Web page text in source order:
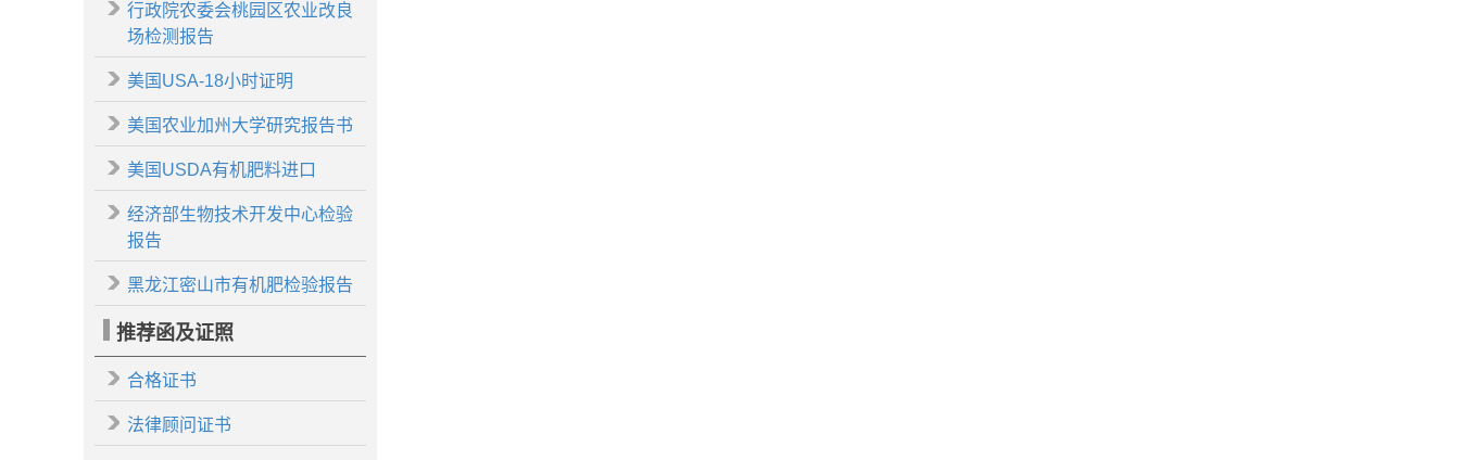
行政院农委会桃园区农业改良
场检测报告
美国USA-18小时证明
美国农业加州大学研究报告书
美国USDA有机肥料进口
经济部生物技术开发中心检验
报告
黑龙江密山市有机肥检验报告
推荐函及证照
合格证书
法律顾问证书